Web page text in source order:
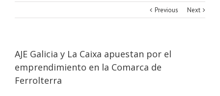
Previous Next
AJE Galicia y La Caixa apuestan por el
emprendimiento en la Comarca de
Ferrolterra